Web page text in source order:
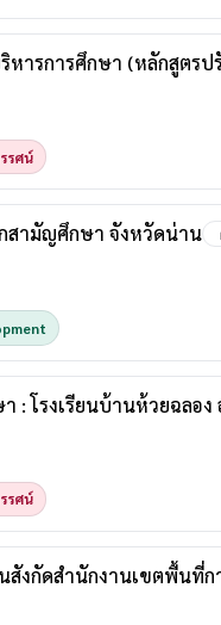
ารการศึกษา (หลักสูตรป
รศน์
สามัญศึกษา จังหวัดน่าน
โรงเรียนบ้านห้วยฉลอง
รศน์
สังกัดสำนักงานเขตพื้น